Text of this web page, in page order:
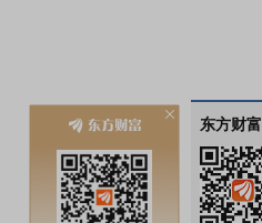
东方财富